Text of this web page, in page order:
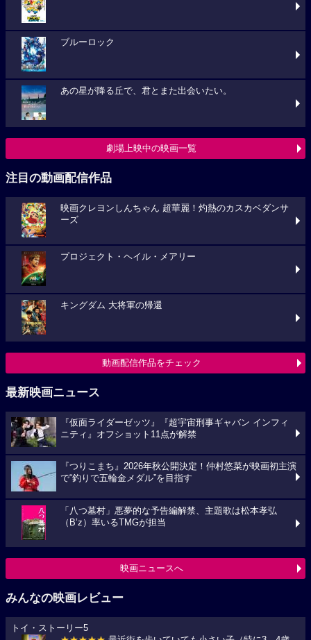
ブルーロック
あの星が降る丘で、君とまた出会いたい。
劇場上映中の映画一覧
注目の動画配信作品
映画クレヨンしんちゃん 超華麗！灼熱のカスカベダンサ
ーズ
プロジェクト・ヘイル・メアリー
キングダム 大将軍の帰還
動画配信作品をチェック
最新映画ニュース
『仮面ライダーゼッツ』『超宇宙刑事ギャバン インフィ
ニティ』オフショット11点が解禁
『つりこまち』2026年秋公開決定！仲村悠菜が映画初主演
で“釣りで五輪金メダル”を目指す
「八つ墓村」悪夢的な予告編解禁、主題歌は松本孝弘
（B’z）率いるTMGが担当
映画ニュースへ
みんなの映画レビュー
トイ・ストーリー5